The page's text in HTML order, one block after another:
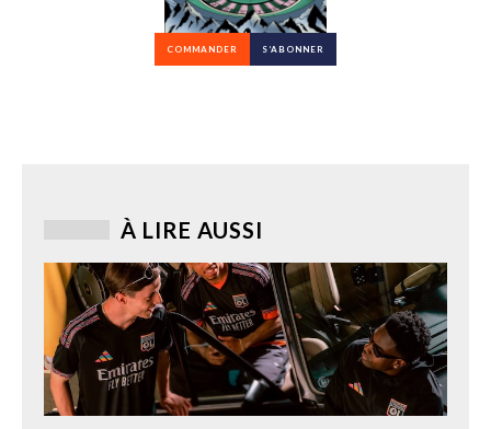
COMMANDER S’ABONNER
À LIRE AUSSI